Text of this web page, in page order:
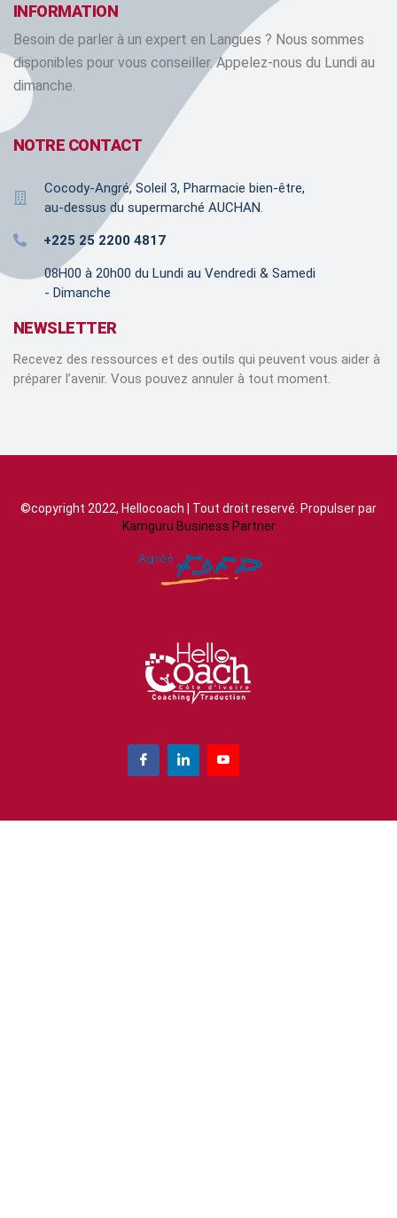
INFORMATION
Besoin de parler à un expert en Langues ? Nous sommes
disponibles pour vous conseiller. Appelez-nous du Lundi au
dimanche.
NOTRE CONTACT
Cocody-Angré, Soleil 3, Pharmacie bien-être,
au-dessus du supermarché AUCHAN.
+225 25 2200 4817
08H00 à 20h00 du Lundi au Vendredi & Samedi
- Dimanche
NEWSLETTER
Recevez des ressources et des outils qui peuvent vous aider à
préparer l’avenir. Vous pouvez annuler à tout moment.
©copyright 2022, Hellocoach | Tout droit reservé. Propulser par
Kamguru Business Partner